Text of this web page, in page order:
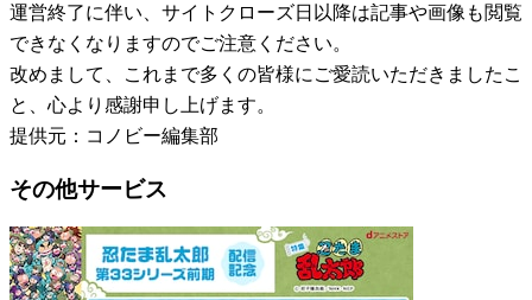
運営終了に伴い、サイトクローズ日以降は記事や画像も閲覧
できなくなりますのでご注意ください。
改めまして、これまで多くの皆様にご愛読いただきましたこ
と、心より感謝申し上げます。
提供元：コノビー編集部
その他サービス